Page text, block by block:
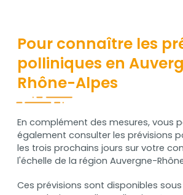
Pour connaître les
polliniques en
Rhône-Alpes
Contenu
En complément des mesures, vous
également consulter les prévisions
les trois prochains jours sur votre
l'échelle de la région Auvergne-
Ces prévisions sont disponibles